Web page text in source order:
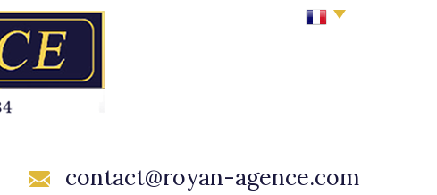
contact@royan-agence.com